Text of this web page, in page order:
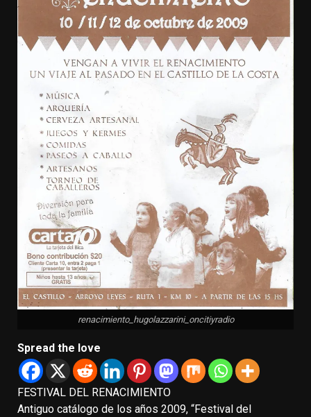
renacimiento_hugolazzarini_oncitiyradio
Spread the love
FESTIVAL DEL RENACIMIENTO
Antiguo catálogo de los años 2009, “Festival del